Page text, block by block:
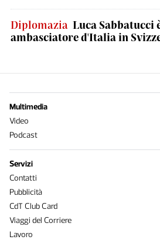
Diplomazia Luca Sabbatucci
ambasciatore d'Italia in
Multimedia
Video
Podcast
Servizi
Contatti
Pubblicità
CdT Club Card
Viaggi del Corriere
Lavoro